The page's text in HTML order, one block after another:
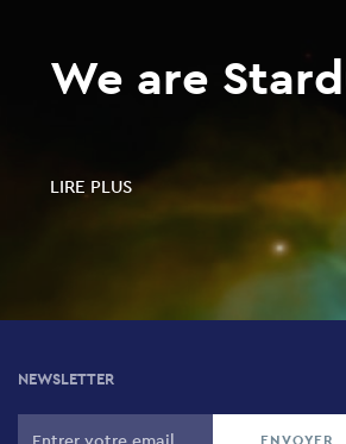
We are
LIRE PLUS
NEWSLETTER